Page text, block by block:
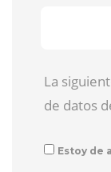
La
de datos
Estoy de